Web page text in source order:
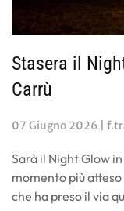
Stasera il
Carrù
07 Giugno 2026 |
Sarà il Night Glow
momento più
che ha preso il via